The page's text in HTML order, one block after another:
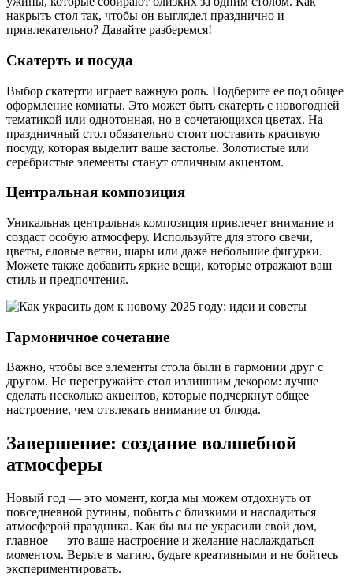
накрыть стол так, чтобы он выглядел празднично и
привлекательно? Давайте разберемся!
Скатерть и посуда
Выбор скатерти играет важную роль. Подберите ее под общее
оформление комнаты. Это может быть скатерть с новогодней
тематикой или однотонная, но в сочетающихся цветах. На
праздничный стол обязательно стоит поставить красивую
посуду, которая выделит ваше застолье. Золотистые или
серебристые элементы станут отличным акцентом.
Центральная композиция
Уникальная центральная композиция привлечет внимание и
создаст особую атмосферу. Используйте для этого свечи,
цветы, еловые ветви, шары или даже небольшие фигурки.
Можете также добавить яркие вещи, которые отражают ваш
стиль и предпочтения.
Гармоничное сочетание
Важно, чтобы все элементы стола были в гармонии друг с
другом. Не перегружайте стол излишним декором: лучше
сделать несколько акцентов, которые подчеркнут общее
настроение, чем отвлекать внимание от блюда.
Завершение: создание волшебной
атмосферы
Новый год — это момент, когда мы можем отдохнуть от
повседневной рутины, побыть с близкими и насладиться
атмосферой праздника. Как бы вы не украсили свой дом,
главное — это ваше настроение и желание наслаждаться
моментом. Верьте в магию, будьте креативными и не бойтесь
экспериментировать.